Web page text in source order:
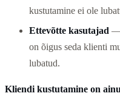
kustutamine ei ole
Ettevõtte kasutajad —
on õigus seda klienti
lubatud.
Kliendi kustutamine on